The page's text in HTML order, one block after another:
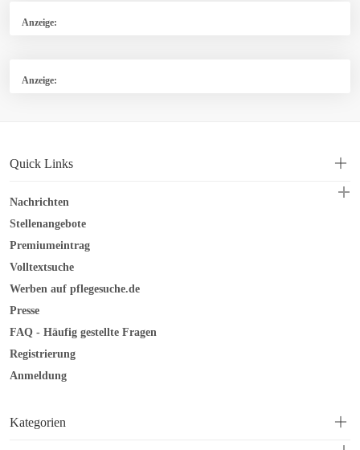
Anzeige:
Anzeige:
Quick Links
Nachrichten
Stellenangebote
Premiumeintrag
Volltextsuche
Werben auf pflegesuche.de
Presse
FAQ - Häufig gestellte Fragen
Registrierung
Anmeldung
Kategorien